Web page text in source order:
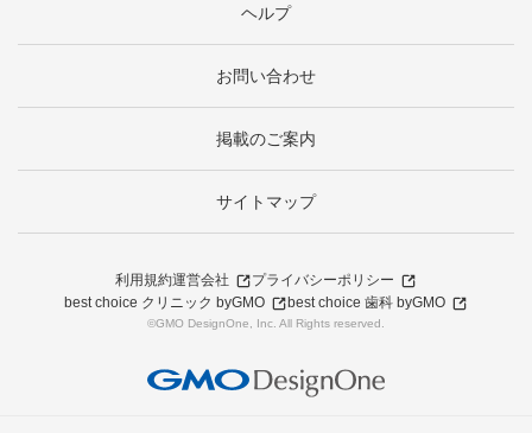
ヘルプ
お問い合わせ
掲載のご案内
サイトマップ
利用規約運営会社
プライバシーポリシー
best choice クリニック byGMO
best choice 歯科 byGMO
©GMO DesignOne, Inc. All Rights reserved.